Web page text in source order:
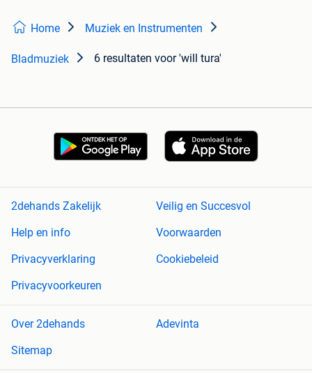
Home Muziek en Instrumenten
Bladmuziek 6 resultaten voor 'will tura'
2dehands Zakelijk
Veilig en Succesvol
Help en info
Voorwaarden
Privacyverklaring
Cookiebeleid
Privacyvoorkeuren
Over 2dehands
Adevinta
Sitemap